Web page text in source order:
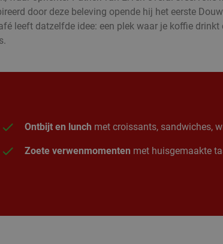
door deze beleving opende hij het eerste
leeft datzelfde idee: een plek waar je koffie
Ontbijt en lunch met croissants, sandwiches,
Zoete verwenmomenten met huisgemaakte